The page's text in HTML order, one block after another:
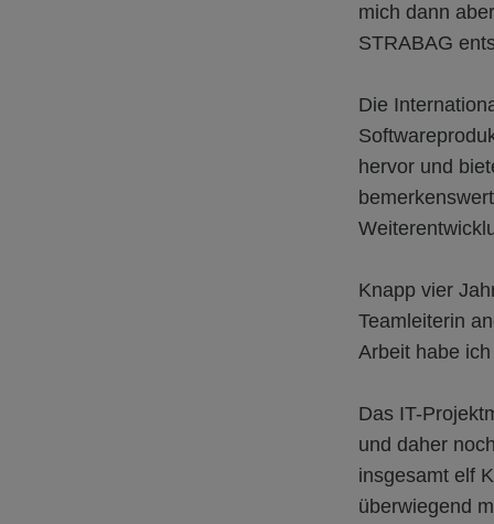
mich dann
STRABAG
Die
hervor und
Knapp vier
Teamleiterin
Arbeit habe
Das IT-
und daher
insgesamt elf
überwiegend